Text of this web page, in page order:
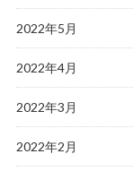
2022年5月
2022年4月
2022年3月
2022年2月